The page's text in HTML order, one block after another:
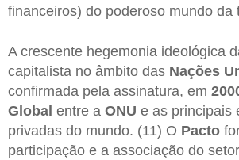
financeiros) do poderoso mundo da
A crescente hegemonia ideológica
capitalista no âmbito das Nações
confirmada pela assinatura, em
Global entre a ONU e as principais
privadas do mundo. (11) O Pacto
participação e a associação do